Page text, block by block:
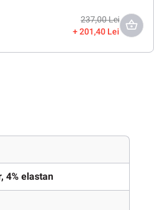
237,00 Lei
201,40 Lei
4% elastan